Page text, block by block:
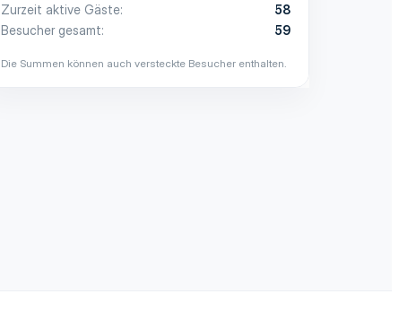
Zurzeit aktive Gäste
58
Besucher gesamt
59
Die Summen können auch versteckte Besucher enthalten.